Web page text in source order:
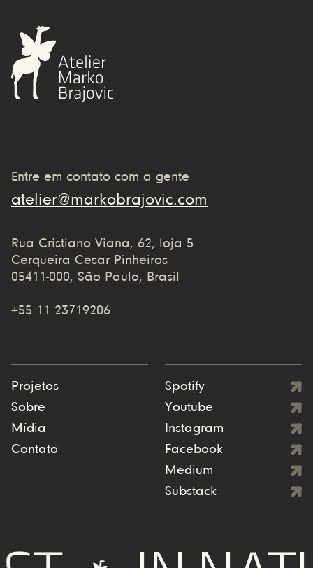
Entre em contato com a gente
atelier@markobrajovic.com
Rua Cristiano Viana, 62, loja 5
Cerqueira Cesar Pinheiros
05411-000, São Paulo, Brasil
+55 11 23719206
Projetos
Sobre
Mídia
Contato
Spotify
Youtube
Instagram
Facebook
Medium
Substack